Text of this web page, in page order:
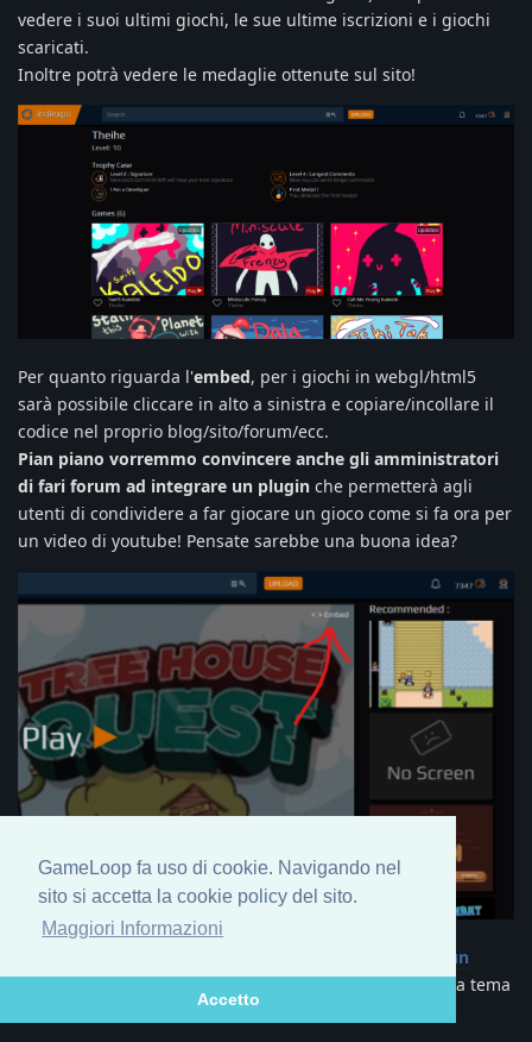
GameLoop fa uso di cookie. Navigando nel
sito si accetta la cookie policy del sito.
Maggiori Informazioni
Accetto
vedere i suoi ultimi giochi, le sue ultime iscrizioni e i giochi
scaricati.
Inoltre potrà vedere le medaglie ottenute sul sito!
Per quanto riguarda l'embed, per i giochi in webgl/html5
sarà possibile cliccare in alto a sinistra e copiare/incollare il
codice nel proprio blog/sito/forum/ecc.
Pian piano vorremmo convincere anche gli amministratori
di fari forum ad integrare un plugin che permetterà agli
utenti di condividere a far giocare un gioco come si fa ora per
un video di youtube! Pensate sarebbe una buona idea?
un
) che scadrà il 27 Giugno a tema